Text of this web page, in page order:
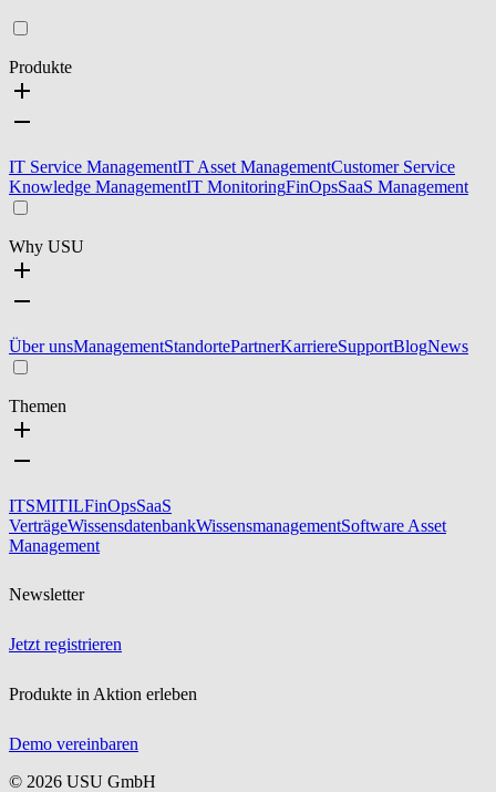
Produkte
IT Service ManagementIT Asset ManagementCustomer Service
Knowledge ManagementIT MonitoringFinOpsSaaS Management
Why USU
Über unsManagementStandortePartnerKarriereSupportBlogNews
Themen
ITSMITILFinOpsSaaS
VerträgeWissensdatenbankWissensmanagementSoftware Asset
Management
Newsletter
Jetzt registrieren
Produkte in Aktion erleben
Demo vereinbaren
© 2026 USU GmbH